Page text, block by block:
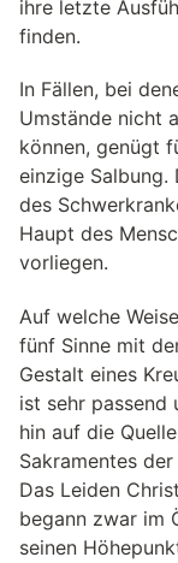
ihre letzte
finden.
In Fällen, bei
Umstände nicht
können, genügt
einzige Salbung.
des
Haupt des
vorliegen.
Auf welche
fünf Sinne mit
Gestalt eines
ist sehr passend
hin auf die
Sakramentes
Das Leiden
begann zwar im
seinen